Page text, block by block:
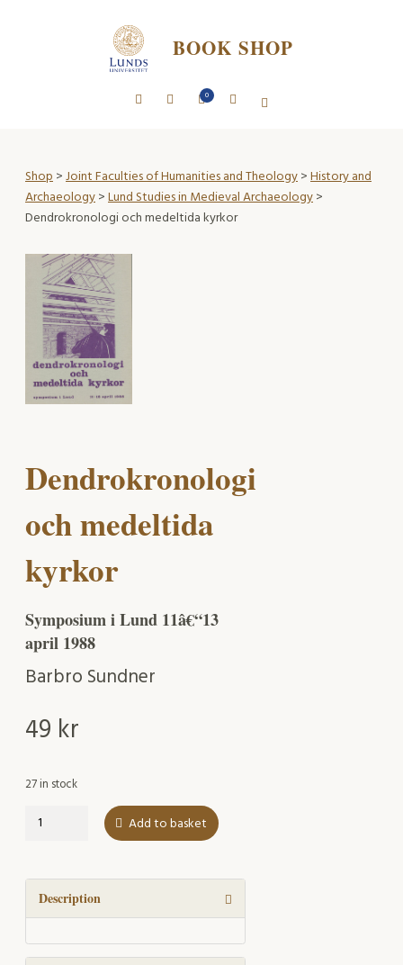
BOOK SHOP
0
Shop>Joint Faculties of Humanities and Theology>History and
Archaeology>Lund Studies in Medieval Archaeology>
Dendrokronologi och medeltida kyrkor
Dendrokronologi
och medeltida
kyrkor
Symposium i Lund 11â€“13
april 1988
Barbro Sundner
49 kr
27 in stock
Dendrokronologi
kyrkor
quantity
Add to basket
Description